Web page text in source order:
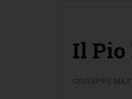
Il Pio